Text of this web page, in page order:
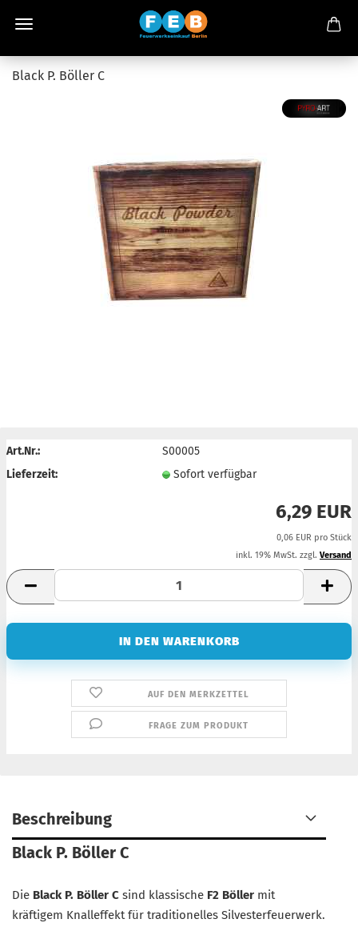
Black P. Böller C
Art.Nr.:
S00005
Lieferzeit:
Sofort verfügbar
6,29 EUR
0,06 EUR pro Stück
inkl. 19% MwSt. zzgl. Versand
AUF DEN MERKZETTEL
FRAGE ZUM PRODUKT
Beschreibung
Black P. Böller C
Die Black P. Böller C sind klassische F2 Böller mit
kräftigem Knalleffekt für traditionelles Silvesterfeuerwerk.